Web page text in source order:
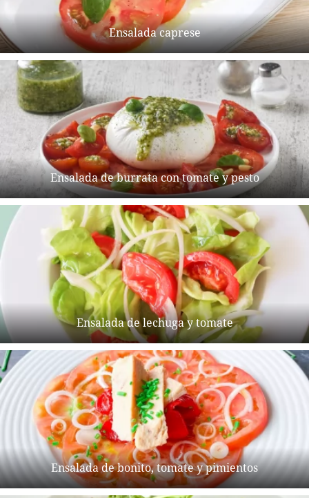
Ensalada caprese
Ensalada de burrata con tomate y pesto
Ensalada de lechuga y tomate
Ensalada de bonito, tomate y pimientos